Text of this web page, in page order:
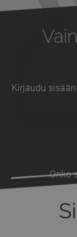
Kirjaudu
Onko